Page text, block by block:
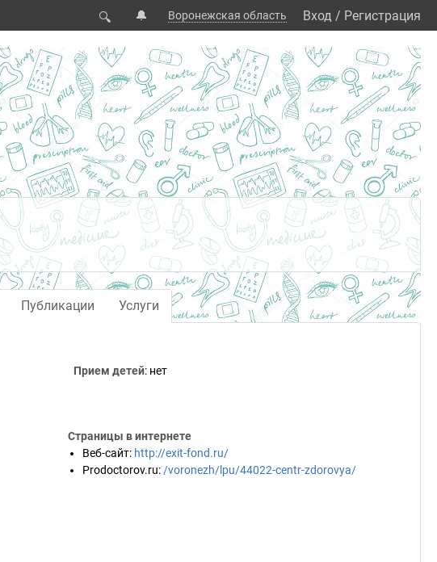
🔍 🔔 Воронежская область Вход / Регистрация
Публикации Услуги
Прием детей: нет
Страницы в интернете
Веб-сайт: http://exit-fond.ru/
Prodoctorov.ru: /voronezh/lpu/44022-centr-zdorovya/